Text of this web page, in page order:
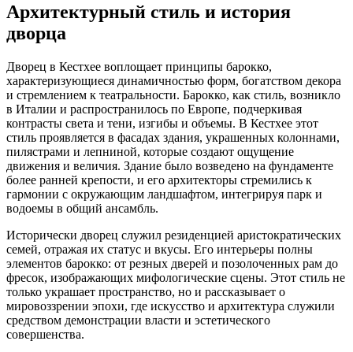
Архитектурный стиль и история
дворца
Дворец в Кестхее воплощает принципы барокко,
характеризующиеся динамичностью форм, богатством декора
и стремлением к театральности. Барокко, как стиль, возникло
в Италии и распространилось по Европе, подчеркивая
контрасты света и тени, изгибы и объемы. В Кестхее этот
стиль проявляется в фасадах здания, украшенных колоннами,
пилястрами и лепниной, которые создают ощущение
движения и величия. Здание было возведено на фундаменте
более ранней крепости, и его архитекторы стремились к
гармонии с окружающим ландшафтом, интегрируя парк и
водоемы в общий ансамбль.
Исторически дворец служил резиденцией аристократических
семей, отражая их статус и вкусы. Его интерьеры полны
элементов барокко: от резных дверей и позолоченных рам до
фресок, изображающих мифологические сцены. Этот стиль не
только украшает пространство, но и рассказывает о
мировоззрении эпохи, где искусство и архитектура служили
средством демонстрации власти и эстетического
совершенства.